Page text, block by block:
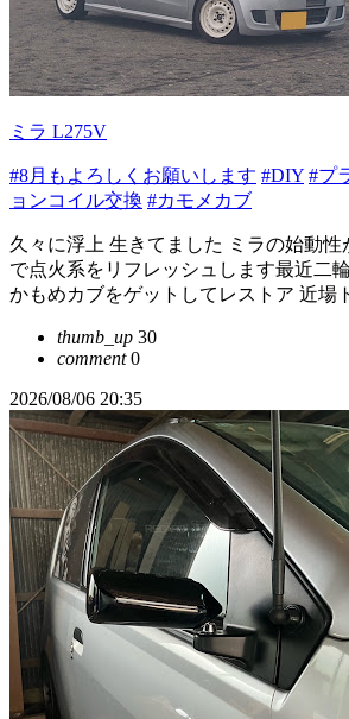
ミラ L275V
#8月もよろしくお願いします #DIY #プ
ョンコイル交換 #カモメカブ
久々に浮上 生きてました ミラの始動
で点火系をリフレッシュします最近二
かもめカブをゲットしてレストア 近場
thumb_up 30
comment0
2026/08/06 20:35